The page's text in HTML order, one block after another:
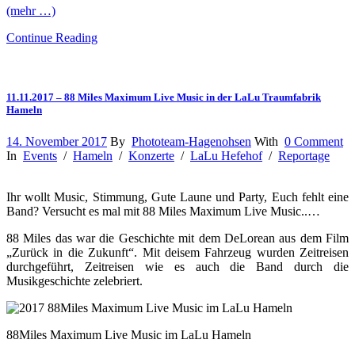
(mehr …)
Continue Reading
11.11.2017 – 88 Miles Maximum Live Music in der LaLu Traumfabrik
Hameln
14. November 2017 By Phototeam-Hagenohsen With 0 Comment
In Events / Hameln / Konzerte / LaLu Hefehof/ Reportage
Ihr wollt Music, Stimmung, Gute Laune und Party, Euch fehlt eine
Band? Versucht es mal mit 88 Miles Maximum Live Music..…
88 Miles das war die Geschichte mit dem DeLorean aus dem Film
„Zurück in die Zukunft“. Mit deisem Fahrzeug wurden Zeitreisen
durchgeführt, Zeitreisen wie es auch die Band durch die
Musikgeschichte zelebriert.
88Miles Maximum Live Music im LaLu Hameln